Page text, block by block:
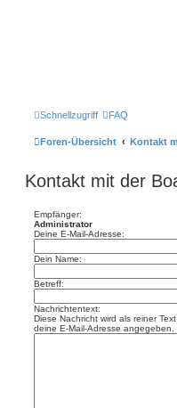
Schnellzugriff FAQ
Foren-Übersicht Kontakt
Kontakt mit der
Empfänger:
Administrator
Deine E-Mail-Adresse:
Dein Name:
Betreff:
Nachrichtentext:
Diese Nachricht wird als reiner
deine E-Mail-Adresse angegeben.